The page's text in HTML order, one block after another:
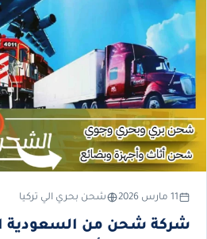
11 مارس 2026 شحن بحري الي تركيا
شركة شحن من السعودية